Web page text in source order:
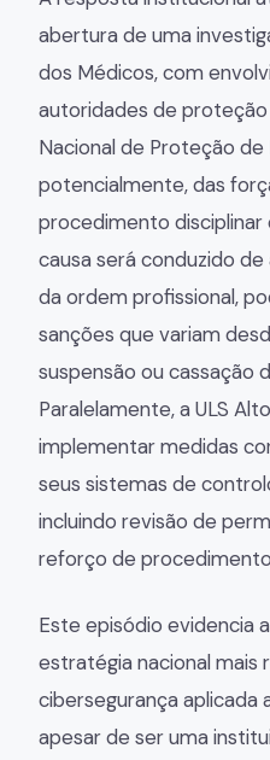
abertura de uma
dos Médicos, com
autoridades de
Nacional de Proteção de
potencialmente, das
procedimento
causa será conduzido
da ordem profissional,
sanções que variam
suspensão ou cassação
Paralelamente, a ULS
implementar medidas
seus sistemas de
incluindo revisão de
reforço de
Este episódio evidencia
estratégia nacional mais
cibersegurança aplicada
apesar de ser uma